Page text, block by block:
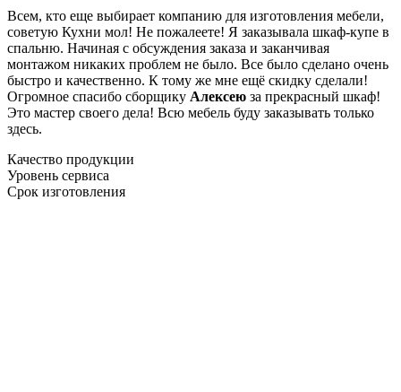
Всем, кто еще выбирает компанию для изготовления мебели,
советую Кухни мол! Не пожалеете! Я заказывала шкаф-купе в
спальню. Начиная с обсуждения заказа и заканчивая
монтажом никаких проблем не было. Все было сделано очень
быстро и качественно. К тому же мне ещё скидку сделали!
Огромное спасибо сборщику Алексею за прекрасный шкаф!
Это мастер своего дела! Всю мебель буду заказывать только
здесь.
Качество продукции
Уровень сервиса
Срок изготовления